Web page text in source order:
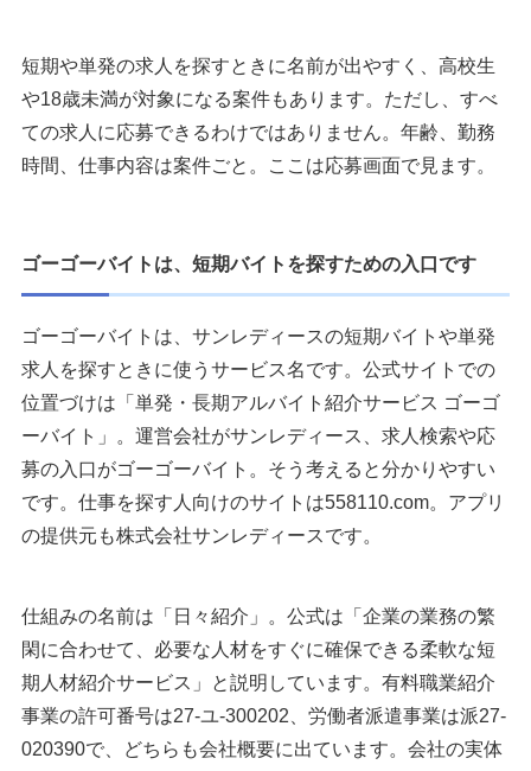
短期や単発の求人を探すときに名前が出やすく、高校生
や18歳未満が対象になる案件もあります。ただし、すべ
ての求人に応募できるわけではありません。年齢、勤務
時間、仕事内容は案件ごと。ここは応募画面で見ます。
ゴーゴーバイトは、短期バイトを探すための入口です
ゴーゴーバイトは、サンレディースの短期バイトや単発
求人を探すときに使うサービス名です。公式サイトでの
位置づけは「単発・長期アルバイト紹介サービス ゴーゴ
ーバイト」。運営会社がサンレディース、求人検索や応
募の入口がゴーゴーバイト。そう考えると分かりやすい
です。仕事を探す人向けのサイトは558110.com。アプリ
の提供元も株式会社サンレディースです。
仕組みの名前は「日々紹介」。公式は「企業の業務の繁
閑に合わせて、必要な人材をすぐに確保できる柔軟な短
期人材紹介サービス」と説明しています。有料職業紹介
事業の許可番号は27-ユ-300202、労働者派遣事業は派27-
020390で、どちらも会社概要に出ています。会社の実体